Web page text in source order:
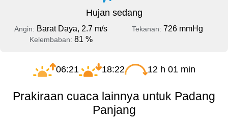
Hujan sedang
Angin: Barat Daya, 2.7 m/s Tekanan: 726 mmHg
Kelembaban: 81 %
06:21 18:22 12 h 01 min
Prakiraan cuaca lainnya untuk Padang
Panjang